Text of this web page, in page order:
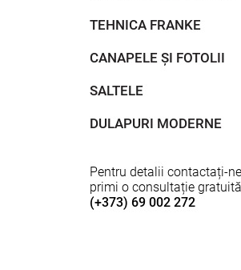
TEHNICA FRANKE
CANAPELE ȘI FOTOLII
SALTELE
DULAPURI MODERNE
Pentru detalii contactați-
primi o consultație
(+373) 69 002 272